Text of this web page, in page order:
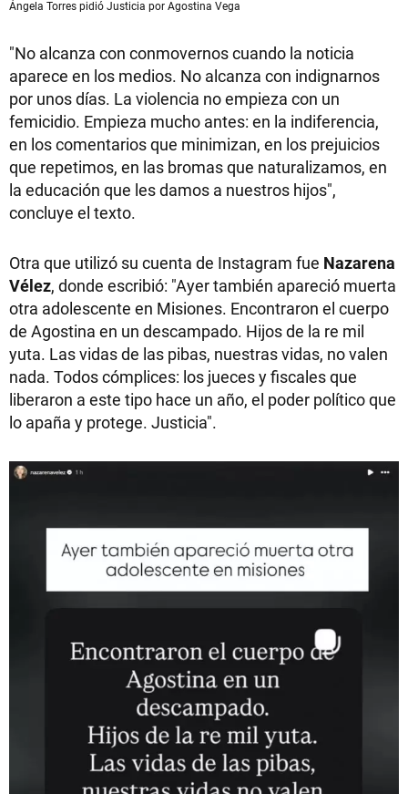
Ángela Torres pidió Justicia por Agostina Vega
"No alcanza con conmovernos cuando la noticia
aparece en los medios. No alcanza con indignarnos
por unos días. La violencia no empieza con un
femicidio. Empieza mucho antes: en la indiferencia,
en los comentarios que minimizan, en los prejuicios
que repetimos, en las bromas que naturalizamos, en
la educación que les damos a nuestros hijos",
concluye el texto.
Otra que utilizó su cuenta de Instagram fue Nazarena
Vélez, donde escribió: "Ayer también apareció muerta
otra adolescente en Misiones. Encontraron el cuerpo
de Agostina en un descampado. Hijos de la re mil
yuta. Las vidas de las pibas, nuestras vidas, no valen
nada. Todos cómplices: los jueces y fiscales que
liberaron a este tipo hace un año, el poder político que
lo apaña y protege. Justicia".